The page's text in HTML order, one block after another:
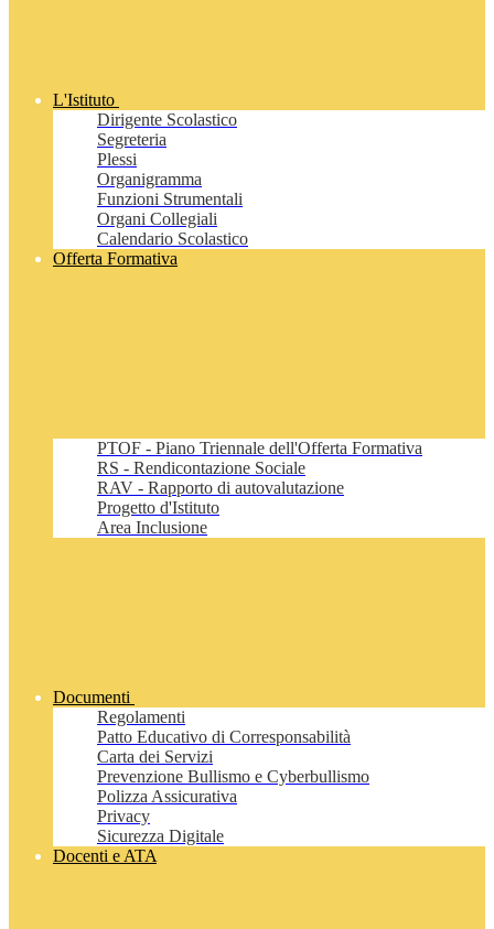
L'Istituto
Dirigente Scolastico
Segreteria
Plessi
Organigramma
Funzioni Strumentali
Organi Collegiali
Calendario Scolastico
Offerta Formativa
PTOF - Piano Triennale dell'Offerta Formativa
RS - Rendicontazione Sociale
RAV - Rapporto di autovalutazione
Progetto d'Istituto
Area Inclusione
Documenti
Regolamenti
Patto Educativo di Corresponsabilità
Carta dei Servizi
Prevenzione Bullismo e Cyberbullismo
Polizza Assicurativa
Privacy
Sicurezza Digitale
Docenti e ATA